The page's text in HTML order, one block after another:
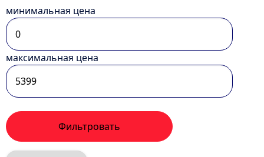
минимальная цена
максимальная цена
Фильтровать